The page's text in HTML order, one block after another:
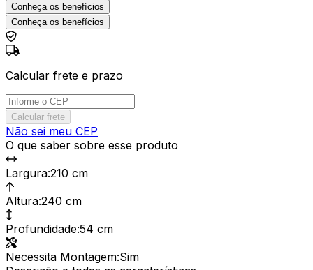
Conheça os benefícios
Conheça os benefícios
Calcular frete e prazo
Calcular frete
Não sei meu CEP
O que saber sobre esse produto
Largura:210 cm
Altura:240 cm
Profundidade:54 cm
Necessita Montagem:Sim